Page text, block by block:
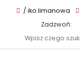
/ iko.limanowa
Zadzwoń:
Szukaj: